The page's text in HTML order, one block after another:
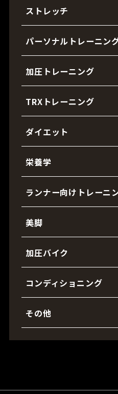
ストレッチ
パーソナルトレーニン
加圧トレーニング
TRXトレーニング
ダイエット
栄養学
ランナー向けトレーニ
美脚
加圧バイク
コンディショニング
その他